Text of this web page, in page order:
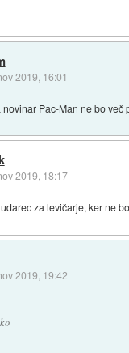
2019, 16:01
novinar Pac-Man ne bo
2019, 18:17
za levičarje, ker ne
2019, 19:42